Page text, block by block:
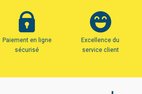
Paiement en ligne
sécurisé
Excellence du
service client